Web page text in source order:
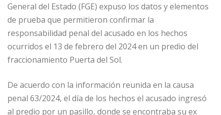
General del Estado (FGE) expuso los datos y elementos
de prueba que permitieron confirmar la
responsabilidad penal del acusado en los hechos
ocurridos el 13 de febrero del 2024 en un predio del
fraccionamiento Puerta del Sol.
De acuerdo con la información reunida en la causa
penal 63/2024, el día de los hechos el acusado ingresó
al predio por un pasillo, donde se encontraba su ex